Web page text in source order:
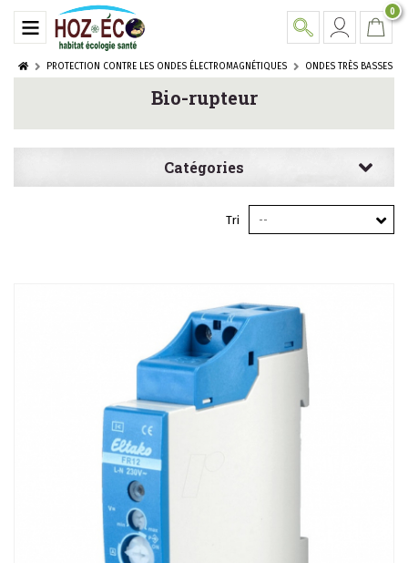
0
PROTECTION CONTRE LES ONDES ÉLECTROMAGNÉTIQUES ONDES TRÈS BASSES
Bio-rupteur
Catégories
Tri --